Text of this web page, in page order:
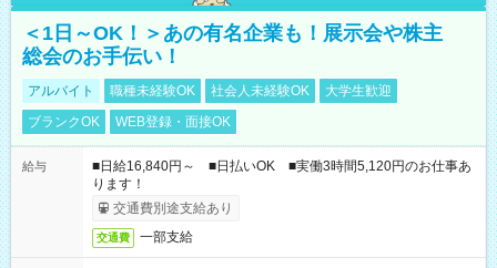
＜1日～OK！＞あの有名企業も！展示会や株主
総会のお手伝い！
アルバイト 職種未経験OK 社会人未経験OK
大学生歓迎
ブランクOK
WEB登録・面接OK
給与
■日給16,840円～ ■日払いOK ■実働3時間5,120円のお仕事あ
ります！
交通費別途支給あり
交通費 一部支給